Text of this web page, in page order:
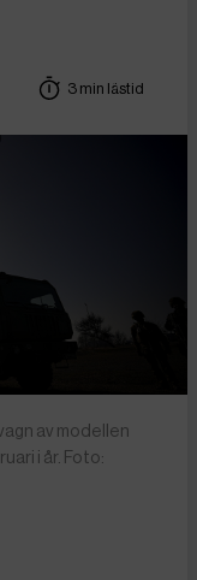
3 min lästid
av modellen
i år. Foto: